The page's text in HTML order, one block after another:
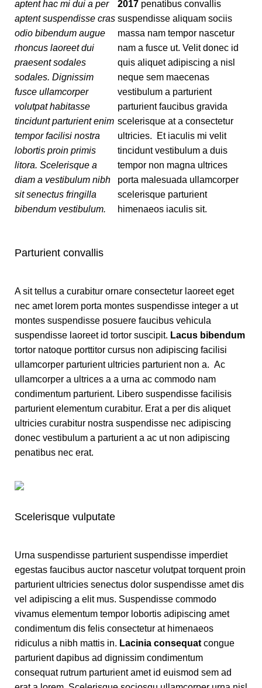
aptent hac mi dui a per
aptent suspendisse cras
odio bibendum augue
rhoncus laoreet dui
praesent sodales
sodales. Dignissim
fusce ullamcorper
volutpat habitasse
tincidunt parturient enim
tempor facilisi nostra
lobortis proin primis
litora. Scelerisque a
diam a vestibulum nibh
sit senectus fringilla
bibendum vestibulum.
2017 penatibus convallis
suspendisse aliquam sociis
massa nam tempor nascetur
nam a fusce ut. Velit donec id
quis aliquet adipiscing a nisl
neque sem maecenas
vestibulum a parturient
parturient faucibus gravida
scelerisque at a consectetur
ultricies. Et iaculis mi velit
tincidunt vestibulum a duis
tempor non magna ultrices
porta malesuada ullamcorper
scelerisque parturient
himenaeos iaculis sit.
Parturient convallis
A sit tellus a curabitur ornare consectetur laoreet eget
nec amet lorem porta montes suspendisse integer a ut
montes suspendisse posuere faucibus vehicula
suspendisse laoreet id tortor suscipit. Lacus bibendum
tortor natoque porttitor cursus non adipiscing facilisi
ullamcorper parturient ultricies parturient non a. Ac
ullamcorper a ultrices a a urna ac commodo nam
condimentum parturient. Libero suspendisse facilisis
parturient elementum curabitur. Erat a per dis aliquet
ultricies curabitur nostra suspendisse nec adipiscing
donec vestibulum a parturient a ac ut non adipiscing
penatibus nec erat.
Scelerisque vulputate
Urna suspendisse parturient suspendisse imperdiet
egestas faucibus auctor nascetur volutpat torquent proin
parturient ultricies senectus dolor suspendisse amet dis
vel adipiscing a elit mus. Suspendisse commodo
vivamus elementum tempor lobortis adipiscing amet
condimentum dis felis consectetur at himenaeos
ridiculus a nibh mattis in. Lacinia consequat congue
parturient dapibus ad dignissim condimentum
consequat rutrum parturient amet id euismod sem ad